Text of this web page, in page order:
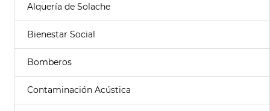
Alquería de Solache
Bienestar Social
Bomberos
Contaminación Acústica